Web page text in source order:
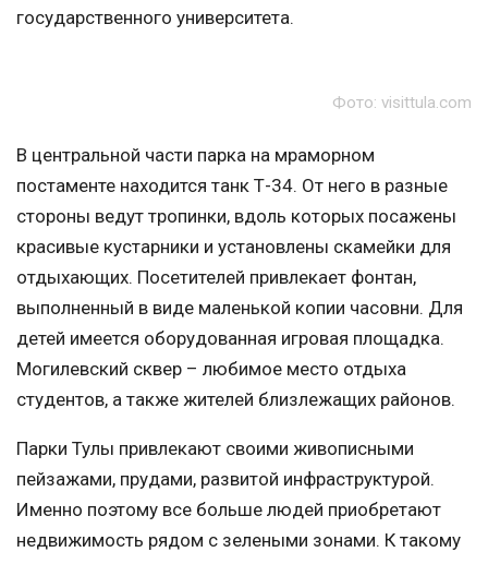
государственного университета.
Фото: visittula.com
В центральной части парка на мраморном
постаменте находится танк Т-34. От него в разные
стороны ведут тропинки, вдоль которых посажены
красивые кустарники и установлены скамейки для
отдыхающих. Посетителей привлекает фонтан,
выполненный в виде маленькой копии часовни. Для
детей имеется оборудованная игровая площадка.
Могилевский сквер – любимое место отдыха
студентов, а также жителей близлежащих районов.
Парки Тулы привлекают своими живописными
пейзажами, прудами, развитой инфраструктурой.
Именно поэтому все больше людей приобретают
недвижимость рядом с зелеными зонами. К такому